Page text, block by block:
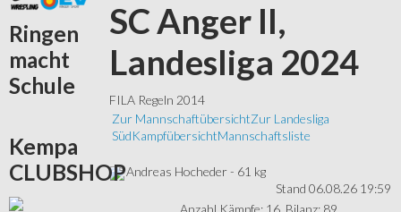
SC Anger II,
Landesliga 2024
FILA Regeln 2014
Zur MannschaftübersichtZur Landesliga
SüdKampfübersichtMannschaftsliste
Andreas Hocheder - 61 kg
Stand 06.08.26 19:59
Anzahl Kämpfe: 16, Bilanz: 89,
Ringen
macht
Schule
Kempa
CLUBSHOP